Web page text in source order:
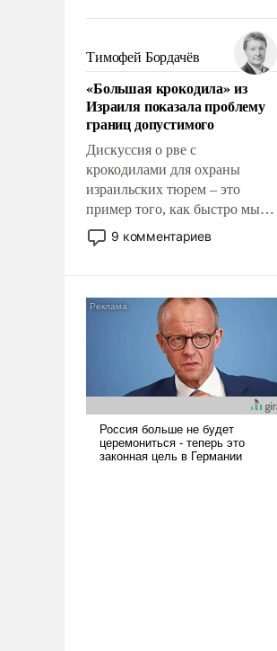
политические прожекты будут
беспрекословно оплачиваться
за счет российских
налогоплательщиков и где за
свои поступки не нужно
отвечать.
Тимофей Бордачёв
«Большая крокодила» из
Израиля показала проблему
границ допустимого
Дискуссия о рве с
крокодилами для охраны
израильских тюрем – это
пример того, как быстро мы
двигаемся по пути
революционных изменений.
псевдонаучной фантастики,
стало всерьез обсуждаемой
9 комментариев